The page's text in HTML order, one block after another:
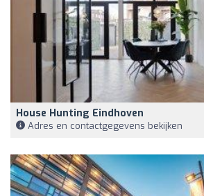
House Hunting Eindhoven
Adres en contactgegevens bekijken